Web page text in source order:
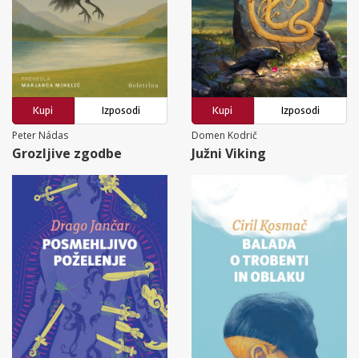
Kupi
Izposodi
Peter Nádas
Grozljive zgodbe
Kupi
Izposodi
Domen Kodrič
Južni Viking